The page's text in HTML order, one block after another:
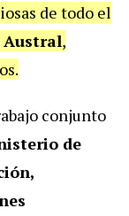
de todo el
Austral,
conjunto
de